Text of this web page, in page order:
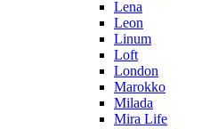
Lena
Leon
Linum
Loft
London
Marokko
Milada
Mira Life